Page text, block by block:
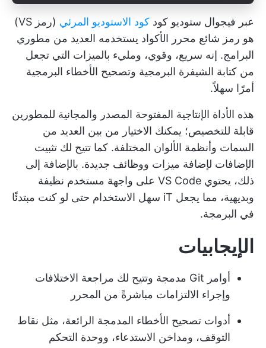
عبر فيجوال ستوديو كود كود الاستوديو المرئي
(رمز VS)
هو رمز شائع محرر الأكواد يستخدمه العديد من مطوري
البرامج. إنه سريع، وقوي، ومليء بالميزات التي تجعل
من كتابة الشيفرة البرمجية وتصحيح الأخطاء البرمجية
أمرًا سهلاً.
هذه الأداة الإنتاجية المفتوحة المصدر والمجانية للمطورين
قابلة للتخصيص؛ يمكنك الاختيار من بين العديد من
السمات وأنظمة الألوان المختلفة. كما تتيح لك تثبيت
الإضافات لإضافة ميزات ووظائف جديدة. بالإضافة إلى
ذلك، يحتوي VS Code على واجهة مستخدم نظيفة
وبديهية، مما يجعل iT سهل الاستخدام حتى لو كنت مبتدئًا
في البرمجة.
الإيجابيات
أوامر Git مدمجة وتتيح لك مراجعة الاختلافات
وإجراء الالتزامات مباشرةً من المحرر
أدوات تصحيح الأخطاء المدمجة الرائعة، مثل نقاط
التوقف، ومداخن الاستدعاء، ووحدة التحكم